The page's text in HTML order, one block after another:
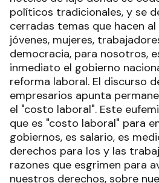
políticos tradicionales, y se
cerradas temas que hacen
jóvenes, mujeres,
democracia, para nosotros,
inmediato el gobierno
reforma laboral. El discurso
empresarios apunta
el "costo laboral". Este
que es "costo laboral" para
gobiernos, es salario, es
derechos para los y las
razones que esgrimen para
nuestros derechos, sobre